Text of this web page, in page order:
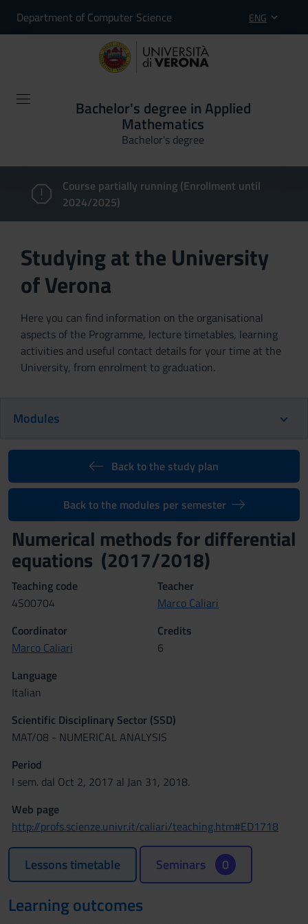
Department of Computer Science ENG
Bachelor's degree in Applied
Mathematics
Bachelor's degree
Course partially running (Enrollment until
2024/2025)
Studying at the University
of Verona
Here you can find information on the organisational
aspects of the Programme, lecture timetables, learning
activities and useful contact details for your time at the
University, from enrolment to graduation.
Modules
Back to the study plan
Back to the modules per semester
Numerical methods for differential
equations (2017/2018)
Teaching code
4S00704
Teacher
Marco Caliari
Coordinator
Marco Caliari
Credits
6
Language
Italian
Scientific Disciplinary Sector (SSD)
MAT/08 - NUMERICAL ANALYSIS
Period
I sem. dal Oct 2, 2017 al Jan 31, 2018.
Web page
http://profs.scienze.univr.it/caliari/teaching.htm#ED1718
Lessons timetable Seminars 0
Learning outcomes